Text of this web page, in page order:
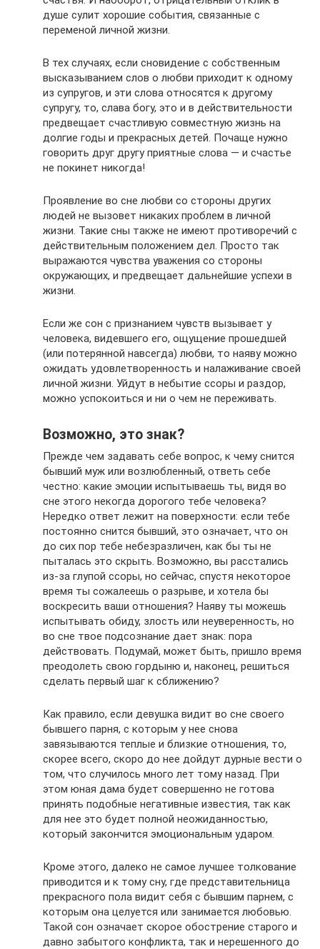
душе сулит хорошие события, связанные с
переменой личной жизни.
В тех случаях, если сновидение с собственным
высказыванием слов о любви приходит к одному
из супругов, и эти слова относятся к другому
супругу, то, слава богу, это и в действительности
предвещает счастливую совместную жизнь на
долгие годы и прекрасных детей. Почаще нужно
говорить друг другу приятные слова — и счастье
не покинет никогда!
Проявление во сне любви со стороны других
людей не вызовет никаких проблем в личной
жизни. Такие сны также не имеют противоречий с
действительным положением дел. Просто так
выражаются чувства уважения со стороны
окружающих, и предвещает дальнейшие успехи в
жизни.
Если же сон с признанием чувств вызывает у
человека, видевшего его, ощущение прошедшей
(или потерянной навсегда) любви, то наяву можно
ожидать удовлетворенность и налаживание своей
личной жизни. Уйдут в небытие ссоры и раздор,
можно успокоиться и ни о чем не переживать.
Возможно, это знак?
Прежде чем задавать себе вопрос, к чему снится
бывший муж или возлюбленный, ответь себе
честно: какие эмоции испытываешь ты, видя во
сне этого некогда дорогого тебе человека?
Нередко ответ лежит на поверхности: если тебе
постоянно снится бывший, это означает, что он
до сих пор тебе небезразличен, как бы ты не
пыталась это скрыть. Возможно, вы расстались
из-за глупой ссоры, но сейчас, спустя некоторое
время ты сожалеешь о разрыве, и хотела бы
воскресить ваши отношения? Наяву ты можешь
испытывать обиду, злость или неуверенность, но
во сне твое подсознание дает знак: пора
действовать. Подумай, может быть, пришло время
преодолеть свою гордыню и, наконец, решиться
сделать первый шаг к сближению?
Как правило, если девушка видит во сне своего
бывшего парня, с которым у нее снова
завязываются теплые и близкие отношения, то,
скорее всего, скоро до нее дойдут дурные вести о
том, что случилось много лет тому назад. При
этом юная дама будет совершенно не готова
принять подобные негативные известия, так как
для нее это будет полной неожиданностью,
который закончится эмоциональным ударом.
Кроме этого, далеко не самое лучшее толкование
приводится и к тому сну, где представительница
прекрасного пола видит себя с бывшим парнем, с
которым она целуется или занимается любовью.
Такой сон означает скорое обострение старого и
давно забытого конфликта, так и нерешенного до